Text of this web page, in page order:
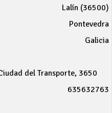
Lalín (36500)
Pontevedra
Galicia
del Transporte, 3650
635632763